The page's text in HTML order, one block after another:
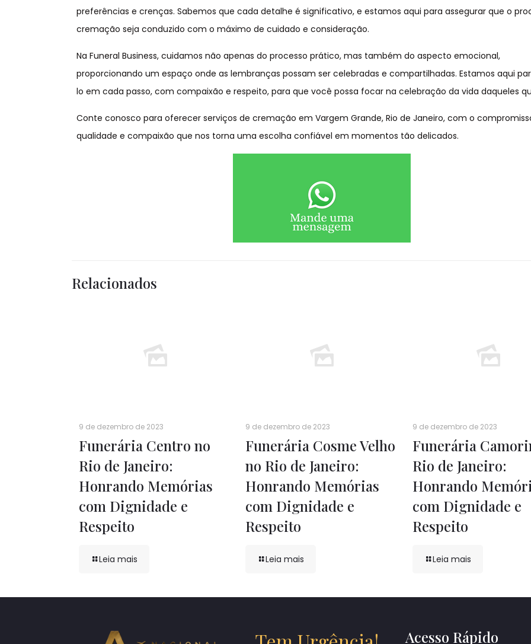
preferências e crenças. Sabemos que cada detalhe é significativo, e estamos aqui para assegurar que o
cremação seja conduzido com o máximo de cuidado e consideração.
Na Funeral Business, cuidamos não apenas do processo prático, mas também do aspecto emocional,
proporcionando um espaço onde as lembranças possam ser celebradas e compartilhadas. Estamos aqui
lo em cada passo, com compaixão e respeito, para que você possa focar na celebração da vida daqueles
Conte conosco para oferecer serviços de cremação em Vargem Grande, Rio de Janeiro, com o
qualidade e compaixão que nos torna uma escolha confiável em momentos tão delicados.
Relacionados
9 de dezembro de 2023
Funerária Centro no
Rio de Janeiro:
Honrando Memórias
com Dignidade e
Respeito
Leia mais
9 de dezembro de 2023
Funerária Cosme Velho
no Rio de Janeiro:
Honrando Memórias
com Dignidade e
Respeito
Leia mais
9 de dezembro de 2023
Funerária
Rio de Janeiro:
Honrando
com Dignidade e
Respeito
Leia mais
Acesso Rápido